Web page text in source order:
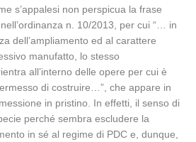
s’appalesi non perspicua la frase
n. 10/2013, per cui “… in
dell’ampliamento ed al carattere
manufatto, lo stesso
all’interno delle opere per cui è
di costruire…”, che appare in
in pristino. In effetti, il senso di
perché sembra escludere la
in sé al regime di PDC e, dunque,